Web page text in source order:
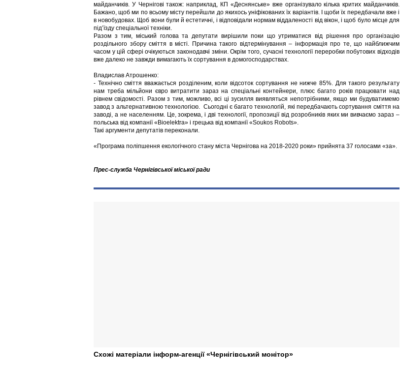
майданчиків. У Чернігові також: наприклад, КП «Деснянське» вже організувало кілька критих майданчиків.
Бажано, щоб ми по всьому місту перейшли до якихось уніфікованих їх варіантів. І щоби їх передбачали вже і
в новобудовах. Щоб вони були й естетичні, і відповідали нормам віддаленості від вікон, і щоб було місце для
під’їзду спеціальної техніки.
Разом з тим, міський голова та депутати вирішили поки що утриматися від рішення про організацію
роздільного збору сміття в місті. Причина такого відтермінування – інформація про те, що найближчим
часом у цій сфері очікуються законодавчі зміни. Окрім того, сучасні технології переробки побутових відходів
вже далеко не завжди вимагають їх сортування в домогосподарствах.
Владислав Атрошенко:
- Технічно сміття вважається розділеним, коли відсоток сортування не нижче 85%. Для такого результату
нам треба мільйони євро витратити зараз на спеціальні контейнери, плюс багато років працювати над
рівнем свідомості. Разом з тим, можливо, всі ці зусилля виявляться непотрібними, якщо ми будуватимемо
завод з альтернативною технологією. Сьогодні є багато технологій, які передбачають сортування сміття на
заводі, а не населенням. Це, зокрема, і дві технології, пропозиції від розробників яких ми вивчаємо зараз –
польська від компанії «Bioelektra» і грецька від компанії «Soukos Robots».
Такі аргументи депутатів переконали.
«Програма поліпшення екологічного стану міста Чернігова на 2018-2020 роки» прийнята 37 голосами «за».
Прес-служба Чернігівської міської ради
Схожі матеріали інформ-агенції «Чернігівський монітор»